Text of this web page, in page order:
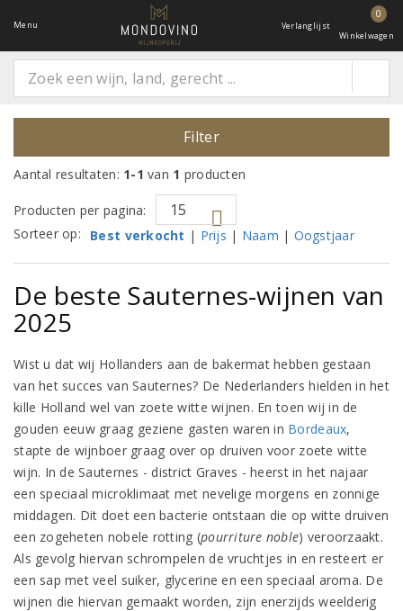
Menu Verlanglijst
0
Winkelwagen
Filter
Aantal resultaten: 1-1 van 1 producten
Producten per pagina:
Sorteer op:
Best verkocht | Prijs | Naam | Oogstjaar
De beste Sauternes-wijnen van
2025
Wist u dat wij Hollanders aan de bakermat hebben gestaan
van het succes van Sauternes? De Nederlanders hielden in het
kille Holland wel van zoete witte wijnen. En toen wij in de
gouden eeuw graag geziene gasten waren in Bordeaux,
stapte de wijnboer graag over op druiven voor zoete witte
wijn. In de Sauternes - district Graves - heerst in het najaar
een speciaal microklimaat met nevelige morgens en zonnige
middagen. Dit doet een bacterie ontstaan die op witte druiven
een zogeheten nobele rotting (pourriture noble) veroorzaakt.
Als gevolg hiervan schrompelen de vruchtjes in en resteert er
een sap met veel suiker, glycerine en een speciaal aroma. De
wijnen die hiervan gemaakt worden, zijn enerzijds weelderig